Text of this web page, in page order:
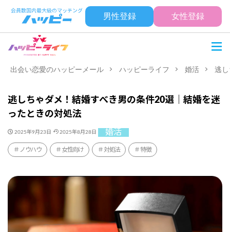
男性登録 女性登録
出会い恋愛のハッピーメール ハッピーライフ 婚活 逃
逃しちゃダメ！結婚すべき男の条件20選｜結婚を迷
ったときの対処法
2025年9月23日 2025年8月28日 婚活
ノウハウ 女性向け 対処法 特徴